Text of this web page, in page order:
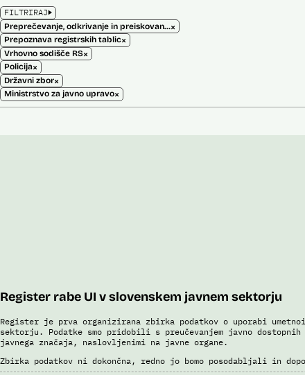
FILTRIRAJ
Preprečevanje, odkrivanje in preiskovanje kaznivih dejanj×
Prepoznava registrskih tablic×
Vrhovno sodišče RS×
Policija×
Državni zbor×
Ministrstvo za javno upravo×
Register rabe UI v slovenskem javnem sektorju
Register je prva organizirana zbirka podatkov o uporabi
sektorju. Podatke smo pridobili s preučevanjem javno
javnega značaja, naslovljenimi na javne organe.
Zbirka podatkov ni dokončna, redno jo bomo posodabljali in